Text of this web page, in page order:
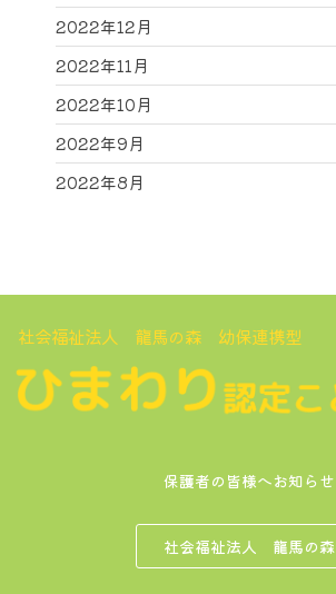
2022年12月
2022年11月
2022年10月
2022年9月
2022年8月
社会福祉法人 龍馬の森 幼保連携型
保護者の皆様へお知らせ
社会福祉法人 龍馬の森